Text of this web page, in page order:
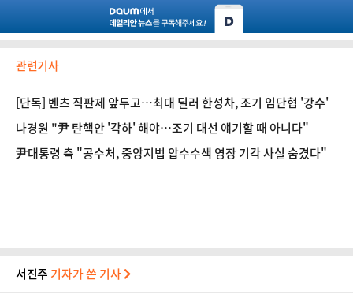
관련기사
[단독] 벤츠 직판제 앞두고…최대 딜러 한성차, 조기 임단협 '강수'
나경원 "尹 탄핵안 '각하' 해야…조기 대선 얘기할 때 아니다"
尹대통령 측 "공수처, 중앙지법 압수수색 영장 기각 사실 숨겼다"
서진주 기자가 쓴 기사